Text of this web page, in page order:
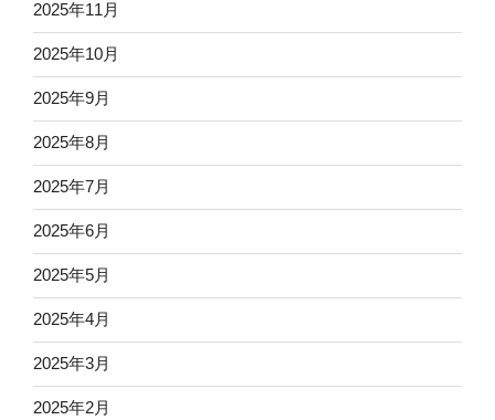
2025年11月
2025年10月
2025年9月
2025年8月
2025年7月
2025年6月
2025年5月
2025年4月
2025年3月
2025年2月